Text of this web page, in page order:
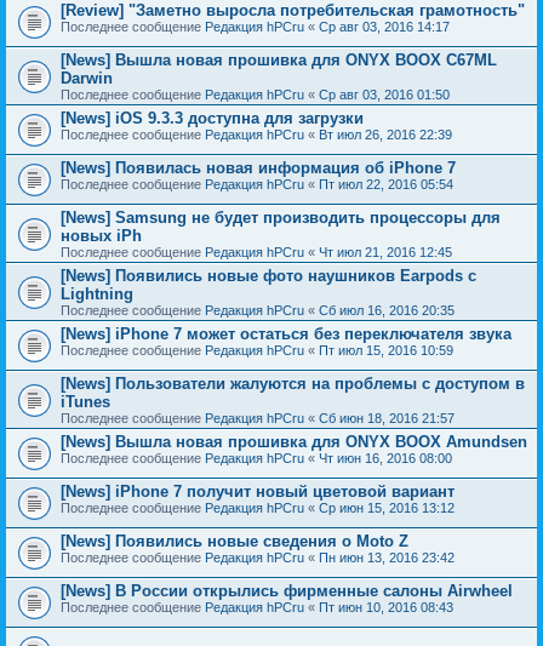
[Review] "Заметно выросла потребительская грамотность"
Последнее сообщение Редакция hPCru « Ср авг 03, 2016 14:17
[News] Вышла новая прошивка для ONYX BOOX C67ML
Darwin
Последнее сообщение Редакция hPCru « Ср авг 03, 2016 01:50
[News] iOS 9.3.3 доступна для загрузки
Последнее сообщение Редакция hPCru « Вт июл 26, 2016 22:39
[News] Появилась новая информация об iPhone 7
Последнее сообщение Редакция hPCru « Пт июл 22, 2016 05:54
[News] Samsung не будет производить процессоры для
новых iPh
Последнее сообщение Редакция hPCru « Чт июл 21, 2016 12:45
[News] Появились новые фото наушников Earpods с
Lightning
Последнее сообщение Редакция hPCru « Сб июл 16, 2016 20:35
[News] iPhone 7 может остаться без переключателя звука
Последнее сообщение Редакция hPCru « Пт июл 15, 2016 10:59
[News] Пользователи жалуются на проблемы с доступом в
iTunes
Последнее сообщение Редакция hPCru « Сб июн 18, 2016 21:57
[News] Вышла новая прошивка для ONYX BOOX Amundsen
Последнее сообщение Редакция hPCru « Чт июн 16, 2016 08:00
[News] iPhone 7 получит новый цветовой вариант
Последнее сообщение Редакция hPCru « Ср июн 15, 2016 13:12
[News] Появились новые сведения о Moto Z
Последнее сообщение Редакция hPCru « Пн июн 13, 2016 23:42
[News] В России открылись фирменные салоны Airwheel
Последнее сообщение Редакция hPCru « Пт июн 10, 2016 08:43